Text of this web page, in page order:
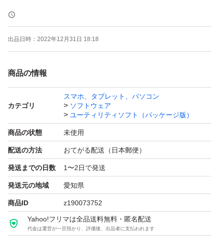
BD (ブルーレイディスク) 1枚 になります。
トラブル解決ナビデータ
リカバリデータ
この様な場合にリカバリディスクにて復元
できます。
HDD / SSDが壊れて交換した。
パソコンが起動できなくなった時。
ウイルスに感染してしまった。
クリーンインストールする場合。
本ディスクは、上記記載の機種専用です。
出品日時： 2022年12月31日 18:18
商品の情報
カテゴリ
スマホ、タブレット、パソコン
ソフトウェア
ユーティリティソフト（パッケージ版）
商品の状態 未使用
配送の方法 おてがる配送（日本郵便）
発送までの日数 1〜2日で発送
発送元の地域 愛知県
商品ID z190073752
Yahoo!フリマは全品送料無料・匿名配送
代金は運営が一旦預かり、評価後、出品者に支払われます